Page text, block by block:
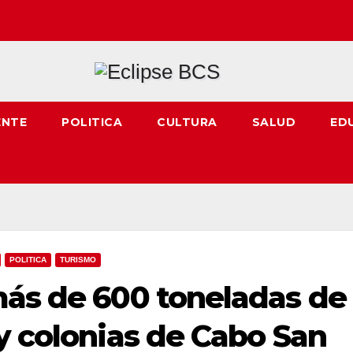
POLITICA CULTURA SALUD
POLITICA TURISMO
de 600 toneladas de
colonias de Cabo San